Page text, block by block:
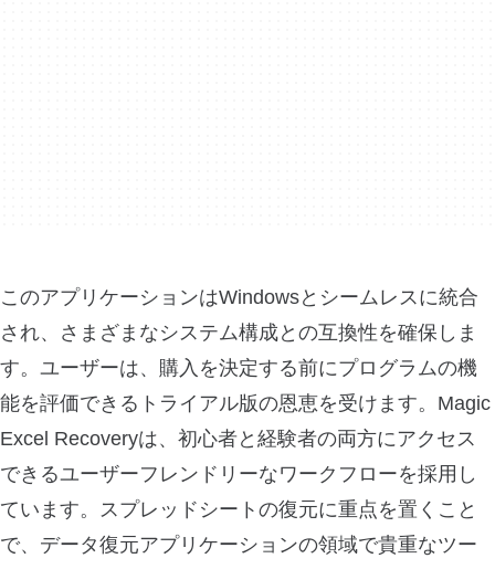
このアプリケーションはWindowsとシームレスに統合
され、さまざまなシステム構成との互換性を確保しま
す。ユーザーは、購入を決定する前にプログラムの機
能を評価できるトライアル版の恩恵を受けます。Magic
Excel Recoveryは、初心者と経験者の両方にアクセス
できるユーザーフレンドリーなワークフローを採用し
ています。スプレッドシートの復元に重点を置くこと
で、データ復元アプリケーションの領域で貴重なツー